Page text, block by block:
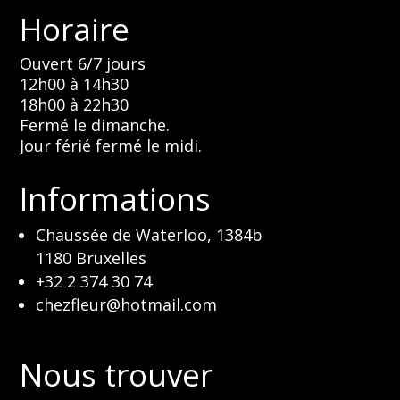
Horaire
Ouvert 6/7 jours
12h00 à 14h30
18h00 à 22h30
Fermé le dimanche.
Jour férié fermé le midi.
Informations
Chaussée de Waterloo, 1384b
1180 Bruxelles
+32 2 374 30 74
chezfleur@hotmail.com
Nous trouver